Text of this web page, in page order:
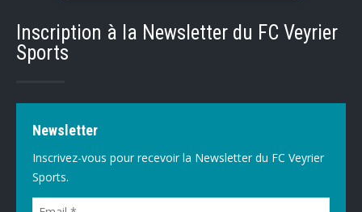
Inscription à la Newsletter du FC Veyrier
Sports
Newsletter
Inscrivez-vous pour recevoir la Newsletter du FC Veyrier
Sports.